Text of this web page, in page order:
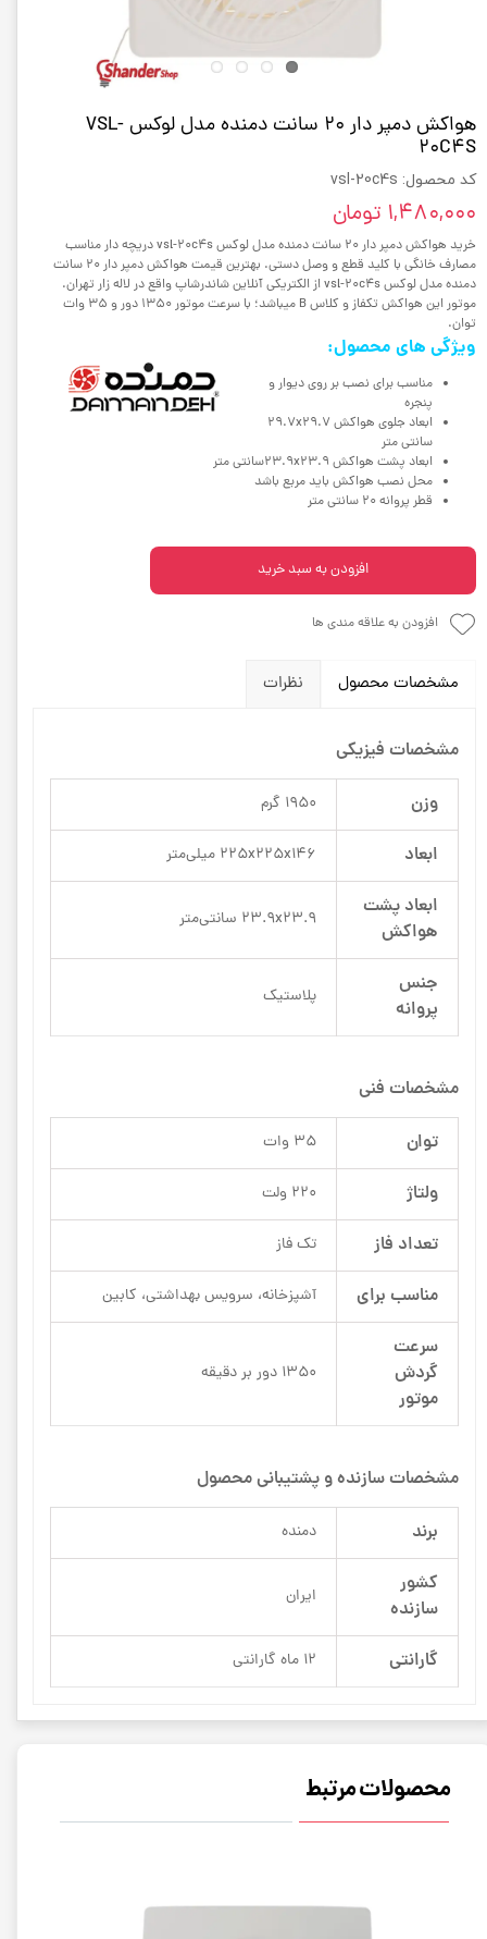
هواکش دمپر دار 20 سانت دمنده مدل لوکس VSL-
20C4S
کد محصول: vsl-20c4s
۱,۴۸۰,۰۰۰ تومان
خرید هواکش دمپر دار 20 سانت دمنده مدل لوکس vsl-20c4s دریچه دار مناسب
مصارف خانگی با کلید قطع و وصل دستی. بهترین قیمت هواکش دمپر دار 20 سانت
دمنده مدل لوکس vsl-20c4s از الکتریکی آنلاین شاندرشاپ واقع در لاله زار تهران.
موتور این هواکش تکفاز و کلاس B میباشد؛ با سرعت موتور 1350 دور و 35 وات
توان.
ویژگی های محصول:
مناسب برای نصب بر روی دیوار و
پنجره
ابعاد جلوی هواکش 29.7x29.7
سانتی متر
ابعاد پشت هواکش 23.9x23.9سانتی متر
محل نصب هواکش باید مربع باشد
قطر پروانه 20 سانتی متر
افزودن به سبد خرید
افزودن به علاقه مندی ها
مشخصات محصول نظرات
مشخصات فیزیکی
وزن 1950 گرم
ابعاد 225x225x146 میلی‌متر
ابعاد پشت
هواکش
23.9x23.9 سانتی‌متر
جنس
پروانه
پلاستیک
مشخصات فنی
توان 35 وات
ولتاژ 220 ولت
تعداد فاز تک فاز
مناسب برای آشپزخانه، سرویس بهداشتی، کابین
سرعت
گردش
موتور
1350 دور بر دقیقه
مشخصات سازنده و پشتیبانی محصول
برند دمنده
کشور
سازنده
ایران
گارانتی 12 ماه گارانتی
محصولات مرتبط